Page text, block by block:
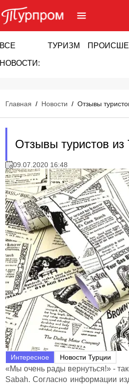
ВСЕ
НОВОСТИ:
ТУРИЗМ
Главная / Новости / Отзывы
Отзывы туристов
09.07.2020 16:48
Интересное Новости Турции
«Мы очень рады вернуться!» -
Sabah. Согласно информации